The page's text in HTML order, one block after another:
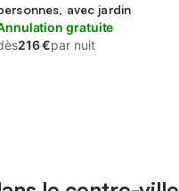
avec jardin
gratuite
216 €par nuit